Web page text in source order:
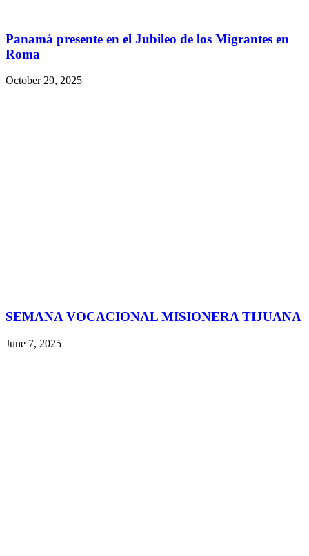
Panamá presente en el Jubileo de los Migrantes en
Roma
October 29, 2025
SEMANA VOCACIONAL MISIONERA TIJUANA
June 7, 2025